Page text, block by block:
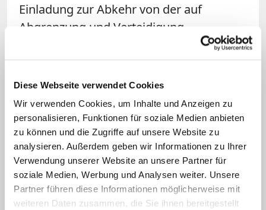
Diese Webseite verwendet Cookies
Wir verwenden Cookies, um Inhalte und Anzeigen zu
personalisieren, Funktionen für soziale Medien anbieten
zu können und die Zugriffe auf unsere Website zu
analysieren. Außerdem geben wir Informationen zu Ihrer
Verwendung unserer Website an unsere Partner für
soziale Medien, Werbung und Analysen weiter. Unsere
Partner führen diese Informationen möglicherweise mit
weiteren Daten zusammen, die Sie ihnen bereitgestellt
Einladung zur Abkehr von der auf
Abgrenzung und Verteidigung
eingestellten Linie der Glaubensbehörde.
deshalb gemutmaßt, Franziskus habe
den Tod seines Vorgängers abgewartet,
bevor er diesen radikalen Kurswechsel
umsetzte; denn letztlich bedeute er einen
offenen Bruch mit dem Lebenswerk von
Kardinal Ratzinger.
Aber nicht nur von konservativer Seite